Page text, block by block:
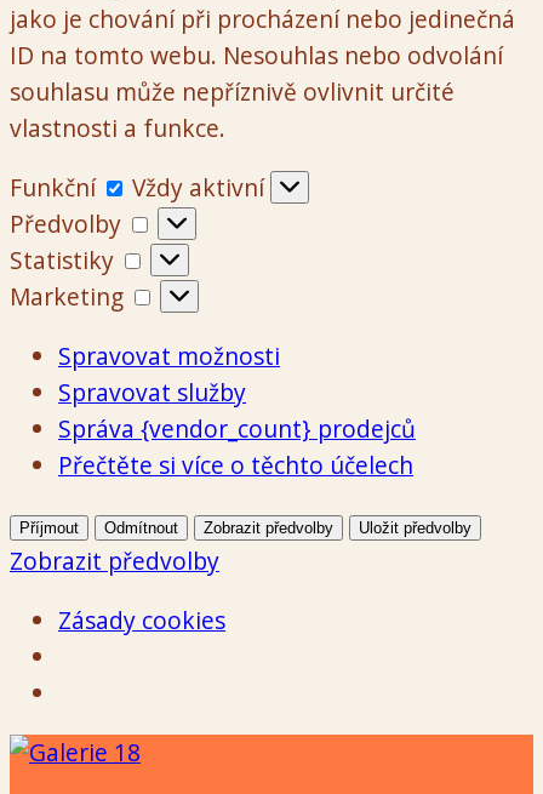
jako je chování při procházení nebo jedinečná
ID na tomto webu. Nesouhlas nebo odvolání
souhlasu může nepříznivě ovlivnit určité
vlastnosti a funkce.
Funkční
Funkční
Vždy aktivní
Předvolby
Předvolby
Statistiky
Statistiky
Marketing
Marketing
Spravovat možnosti
Spravovat služby
Správa {vendor_count} prodejců
Přečtěte si více o těchto účelech
Příjmout Odmítnout Zobrazit předvolby Uložit předvolby
Zobrazit předvolby
Zásady cookies
Přeskočit